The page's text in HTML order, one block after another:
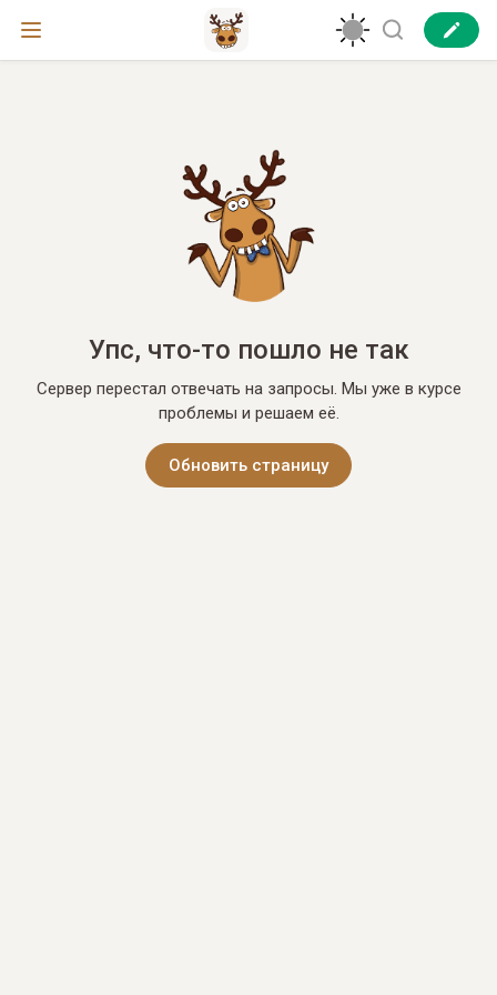
Упс, что-то пошло не так
Сервер перестал отвечать на запросы. Мы уже в курсе
проблемы и решаем её.
Обновить страницу